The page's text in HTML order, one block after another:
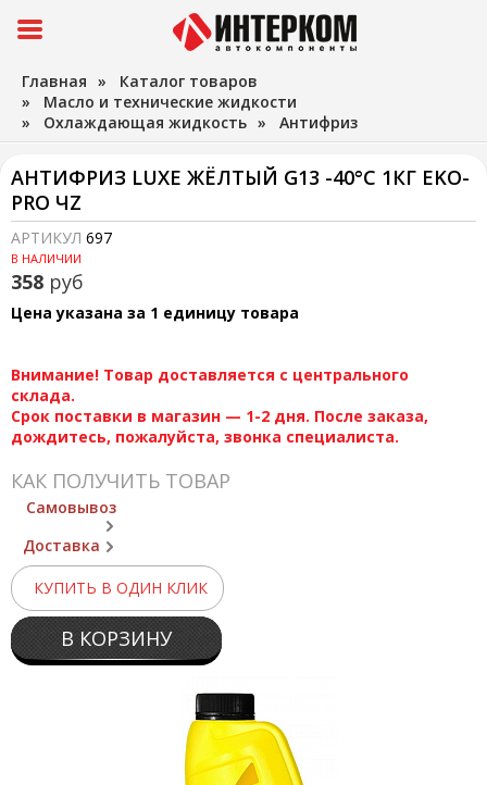
Главная » Каталог товаров
» Масло и технические жидкости
» Охлаждающая жидкость » Антифриз
АНТИФРИЗ LUXE ЖЁЛТЫЙ G13 -40°С 1КГ EKO-
PRO ЧZ
АРТИКУЛ 697
В НАЛИЧИИ
358 руб
Цена указана за 1 единицу товара
Внимание! Товар доставляется с центрального
склада.
Срок поставки в магазин — 1-2 дня. После заказа,
дождитесь, пожалуйста, звонка специалиста.
КАК ПОЛУЧИТЬ ТОВАР
Самовывоз
Доставка
КУПИТЬ В ОДИН КЛИК
В КОРЗИНУ